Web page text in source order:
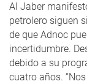
Al Jaber
petrolero siguen
de que Adnoc
incertidumbre.
debido a su
cuatro años.